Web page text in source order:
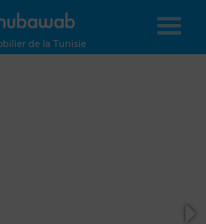
de la Tunisie